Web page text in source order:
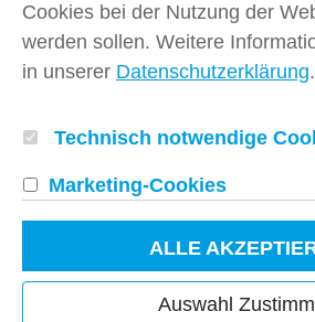
Kontakt
Impressum und AGB
Datenschutz
Cookies bei der Nutzung der
werden sollen. Weitere
in unserer Datenschutzerklärung.
Technisch notwendige
Marketing-Cookies
ALLE
Auswahl